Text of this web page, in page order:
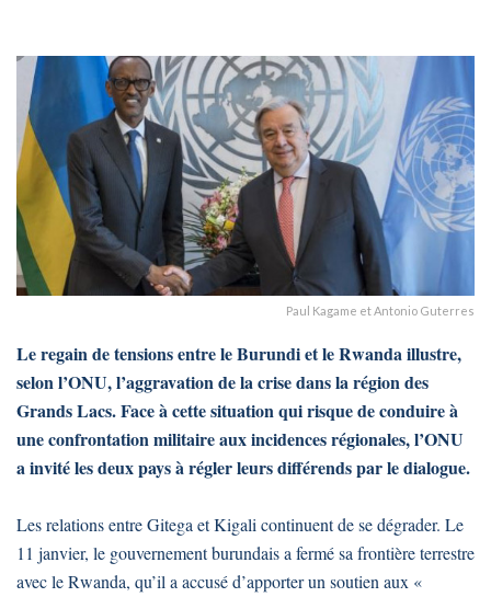
Paul Kagame et Antonio Guterres
Le regain de tensions entre le Burundi et le Rwanda illustre,
selon l’ONU, l’aggravation de la crise dans la région des
Grands Lacs. Face à cette situation qui risque de conduire à
une confrontation militaire aux incidences régionales, l’ONU
a invité les deux pays à régler leurs différends par le dialogue.
Les relations entre Gitega et Kigali continuent de se dégrader. Le
11 janvier, le gouvernement burundais a fermé sa frontière terrestre
avec le Rwanda, qu’il a accusé d’apporter un soutien aux «